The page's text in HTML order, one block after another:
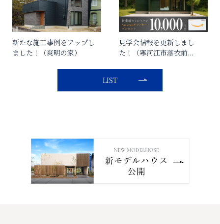
新たな施工事例をアップし
ました！（爽明の家）
見学会情報を更新しまし
た！（寒河江市落衣前...
LIST